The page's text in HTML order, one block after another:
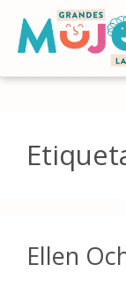
Ellen